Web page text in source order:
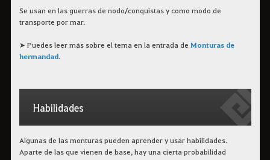
Se usan en las guerras de nodo/conquistas y como modo de
transporte por mar.
➤ Puedes leer más sobre el tema en la entrada de Monturas de
hermandad.
Habilidades
Algunas de las monturas pueden aprender y usar habilidades.
Aparte de las que vienen de base, hay una cierta probabilidad